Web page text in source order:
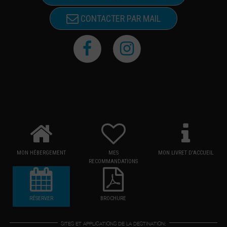
CONTACTER PAR MAIL
MON HÉBERGEMENT
MES
RECOMMANDATIONS
MON LIVRET D'ACCUEIL
RÉSERVER BROCHURE
SITES ET APPLICATIONS DE LA DESTINATION: